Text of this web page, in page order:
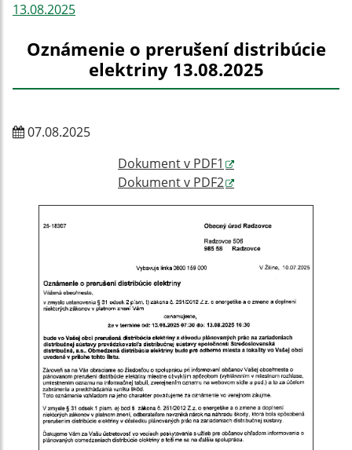
13.08.2025
Oznámenie o prerušení distribúcie
elektriny 13.08.2025
07.08.2025
Dokument v PDF1
Dokument v PDF2